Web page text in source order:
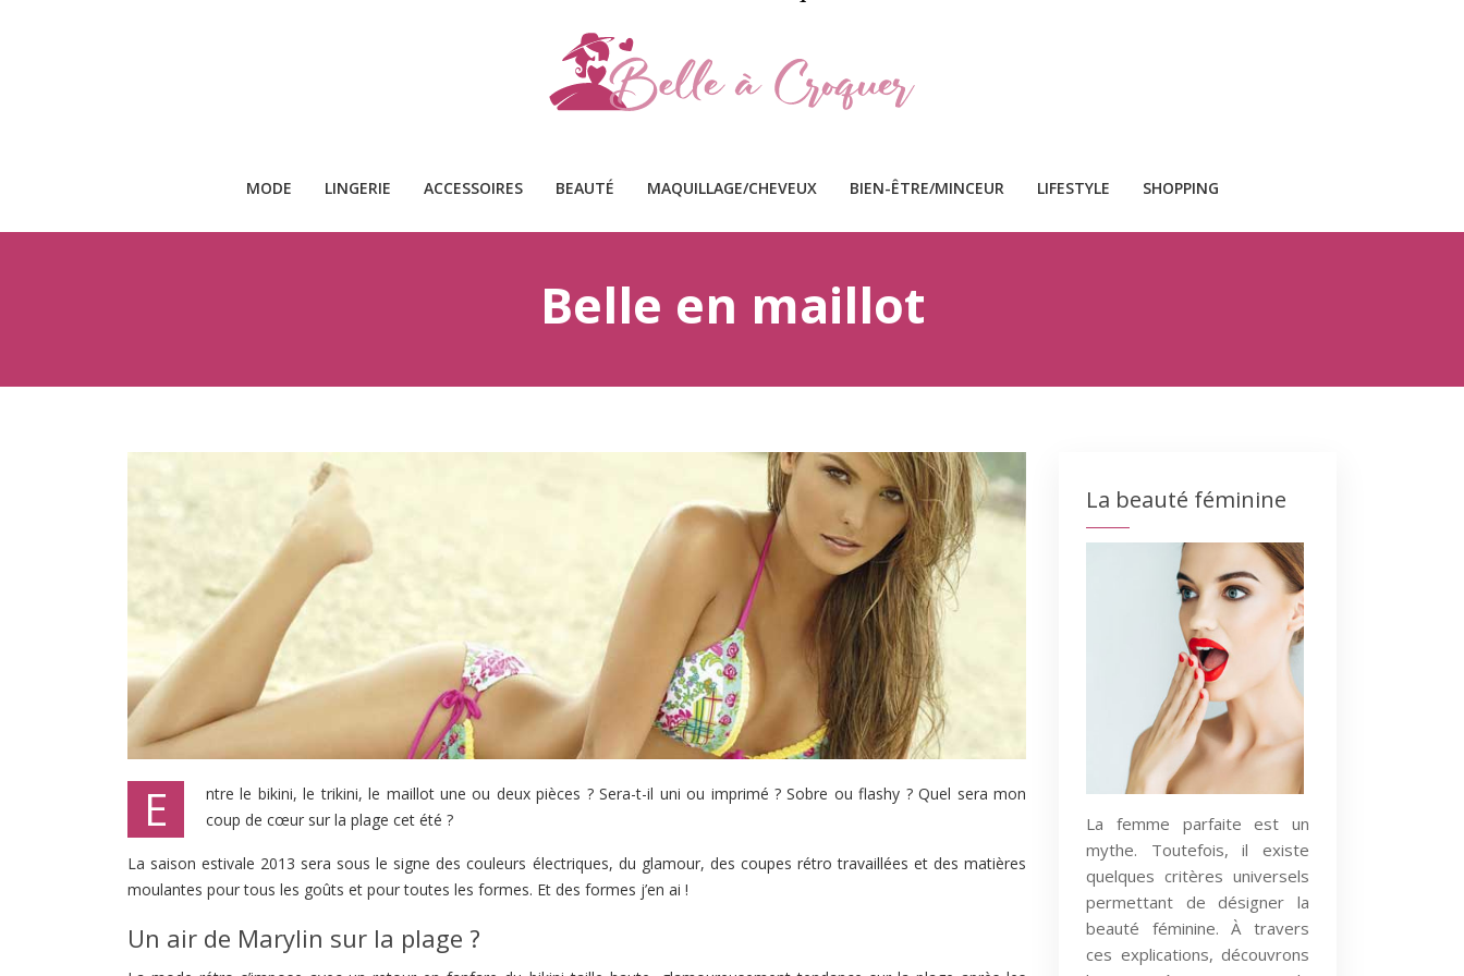
MODE LINGERIE ACCESSOIRES BEAUTÉ MAQUILLAGE/CHEVEUX BIEN-ÊTRE/MINCEUR LIFESTYLE SHOPPING
Belle en maillot
E
ntre le bikini, le trikini, le maillot une ou deux pièces ? Sera-t-il uni ou imprimé ? Sobre ou flashy ? Quel sera mon
coup de cœur sur la plage cet été ?
La saison estivale 2013 sera sous le signe des couleurs électriques, du glamour, des coupes rétro travaillées et des matières
moulantes pour tous les goûts et pour toutes les formes. Et des formes j’en ai !
Un air de Marylin sur la plage ?
La beauté féminine
La femme parfaite est un
mythe. Toutefois, il existe
quelques critères universels
permettant de désigner la
beauté féminine. À travers
ces explications, découvrons